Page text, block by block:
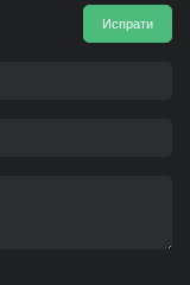
Испрати